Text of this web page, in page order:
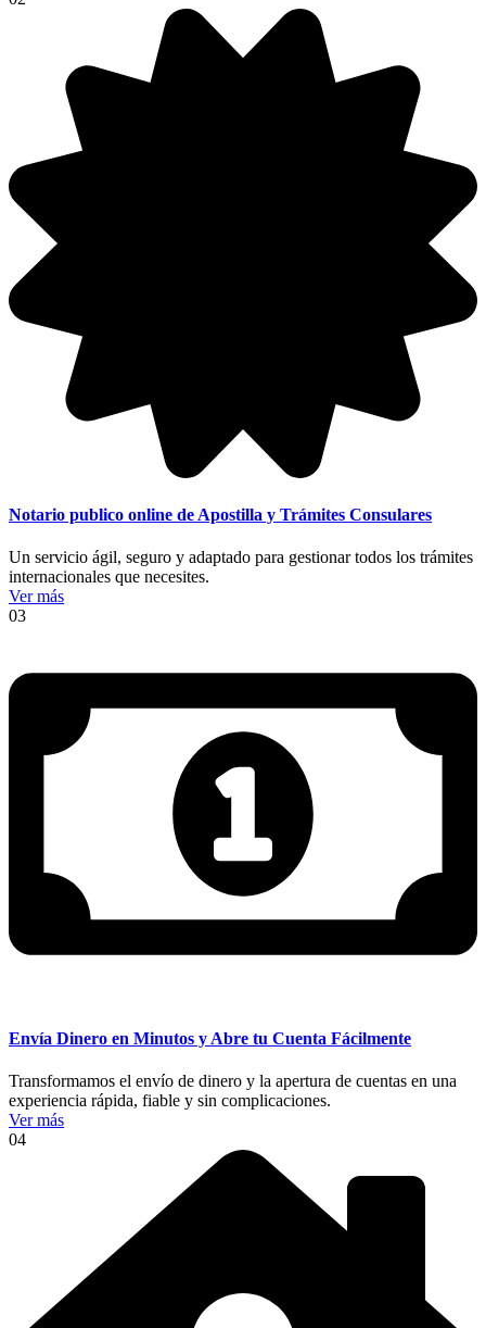
Notario publico online de Apostilla y Trámites Consulares
Un servicio ágil, seguro y adaptado para gestionar todos los trámites
internacionales que necesites.
Ver más
03
Envía Dinero en Minutos y Abre tu Cuenta Fácilmente
Transformamos el envío de dinero y la apertura de cuentas en una
experiencia rápida, fiable y sin complicaciones.
Ver más
04